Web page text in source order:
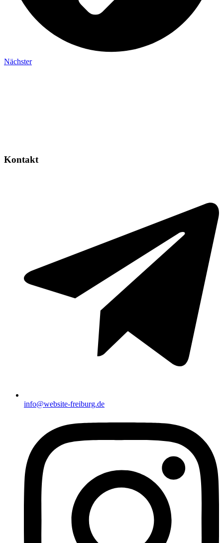
Nächster
Kontakt
info@website-freiburg.de